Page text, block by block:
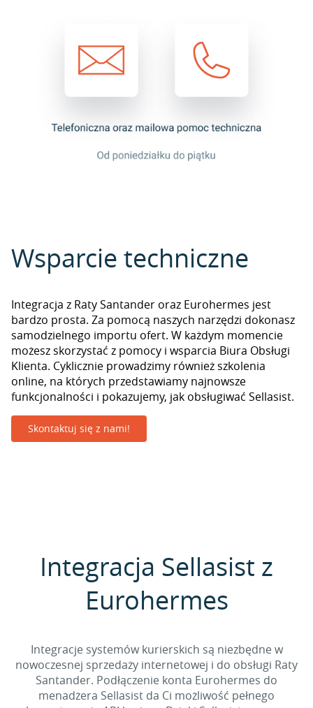
Wsparcie techniczne
Integracja z Raty Santander oraz Eurohermes jest
bardzo prosta. Za pomocą naszych narzędzi dokonasz
samodzielnego importu ofert. W każdym momencie
możesz skorzystać z pomocy i wsparcia Biura Obsługi
Klienta. Cyklicznie prowadzimy również szkolenia
online, na których przedstawiamy najnowsze
funkcjonalności i pokazujemy, jak obsługiwać Sellasist.
Skontaktuj się z nami!
Integracja Sellasist z
Eurohermes
Integracje systemów kurierskich są niezbędne w
nowoczesnej sprzedaży internetowej i do obsługi Raty
Santander. Podłączenie konta Eurohermes do
menadżera Sellasist da Ci możliwość pełnego